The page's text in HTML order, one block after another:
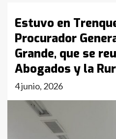
Estuvo en
Procurador
Grande, que se
Abogados y la
4 junio, 2026